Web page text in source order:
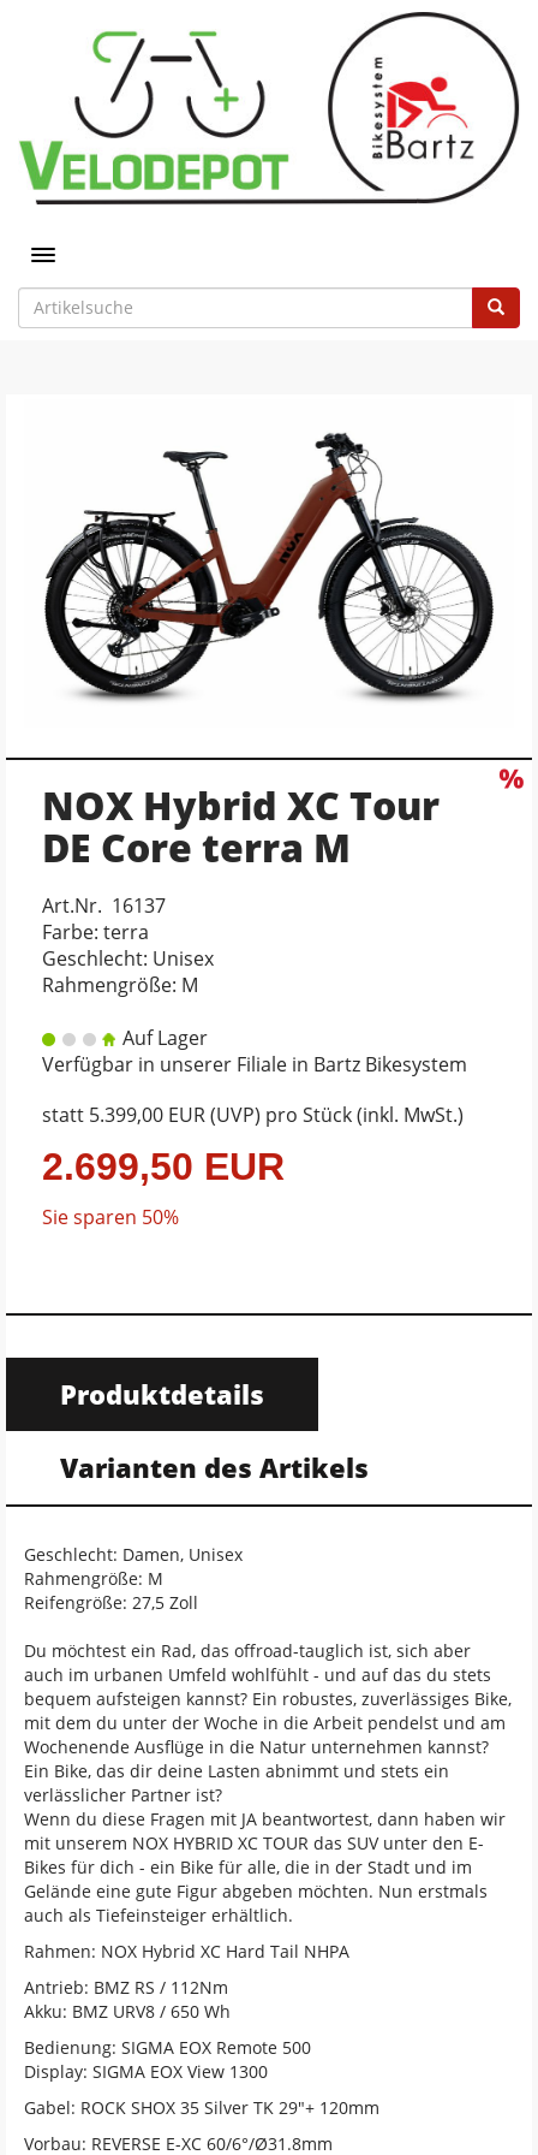
Toggle navigation
NOX Hybrid XC Tour
DE Core terra M
Art.Nr. 16137
Farbe: terra
Geschlecht: Unisex
Rahmengröße: M
Auf Lager
Verfügbar in unserer Filiale in Bartz Bikesystem
statt 5.399,00 EUR(UVP) pro Stück (inkl. MwSt.)
2.699,50 EUR
Sie sparen 50%
Produktdetails
Varianten des Artikels
Geschlecht: Damen, Unisex
Rahmengröße: M
Reifengröße: 27,5 Zoll
Du möchtest ein Rad, das offroad-tauglich ist, sich aber
auch im urbanen Umfeld wohlfühlt - und auf das du stets
bequem aufsteigen kannst? Ein robustes, zuverlässiges Bike,
mit dem du unter der Woche in die Arbeit pendelst und am
Wochenende Ausflüge in die Natur unternehmen kannst?
Ein Bike, das dir deine Lasten abnimmt und stets ein
verlässlicher Partner ist?
Wenn du diese Fragen mit JA beantwortest, dann haben wir
mit unserem NOX HYBRID XC TOUR das SUV unter den E-
Bikes für dich - ein Bike für alle, die in der Stadt und im
Gelände eine gute Figur abgeben möchten. Nun erstmals
auch als Tiefeinsteiger erhältlich.
Rahmen: NOX Hybrid XC Hard Tail NHPA
Antrieb: BMZ RS / 112Nm
Akku: BMZ URV8 / 650 Wh
Bedienung: SIGMA EOX Remote 500
Display: SIGMA EOX View 1300
Gabel: ROCK SHOX 35 Silver TK 29"+ 120mm
Vorbau: REVERSE E-XC 60/6°/Ø31.8mm